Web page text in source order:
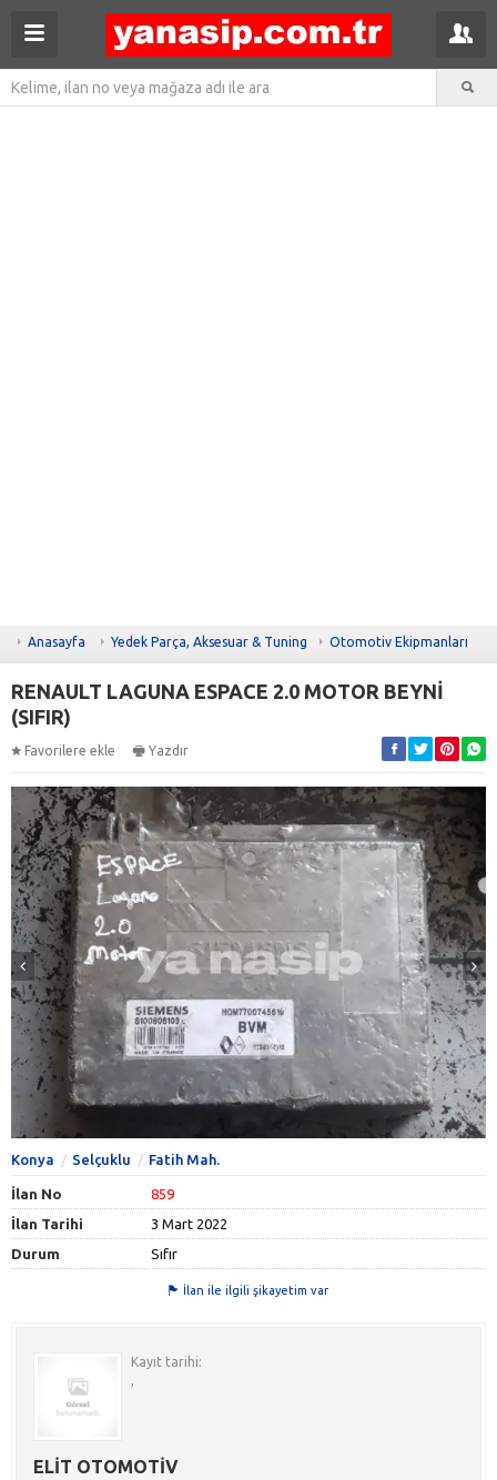
Anasayfa Yedek Parça, Aksesuar & Tuning Otomotiv Ekipmanları
RENAULT LAGUNA ESPACE 2.0 MOTOR BEYNİ
(SIFIR)
Favorilere ekle Yazdır
Konya Selçuklu Fatih Mah.
İlan No
859
İlan Tarihi
3 Mart 2022
Durum
Sıfır
İlan ile ilgili şikayetim var
Kayıt tarihi:
,
ELİT OTOMOTİV